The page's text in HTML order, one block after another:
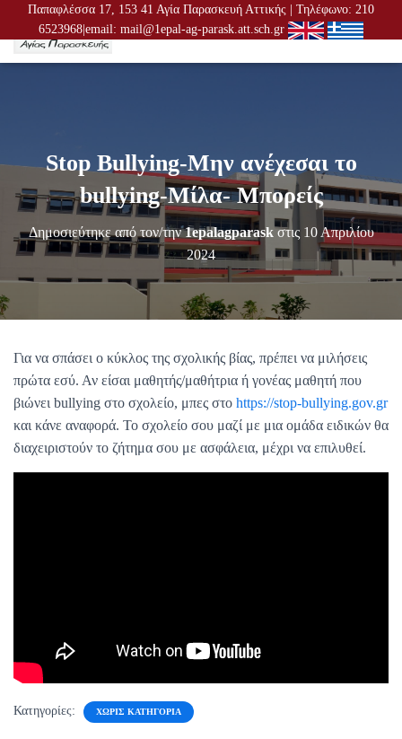
Παπαφλέσσα 17, 153 41 Αγία Παρασκευή Αττικής | Τηλέφωνο: 210
6523968|email: mail@1epal-ag-parask.att.sch.gr
Ν
Π
Λ
Ο
Ή
Γ
Σ
Σ
Stop Bullying-Μην ανέχεσαι το
bullying-Μίλα- Μπορείς
Δημοσιεύτηκε από τον/την1epalagparaskστις 10 Απριλίου
2024
Για να σπάσει ο κύκλος της σχολικής βίας, πρέπει να μιλήσεις
πρώτα εσύ. Αν είσαι μαθητής/μαθήτρια ή γονέας μαθητή που
βιώνει bullying στο σχολείο, μπες στο https://stop-bullying.gov.gr
και κάνε αναφορά. Το σχολείο σου μαζί με μια ομάδα ειδικών θα
διαχειριστούν το ζήτημα σου με ασφάλεια, μέχρι να επιλυθεί.
Κατηγορίες: ΧΩΡΊΣ ΚΑΤΗΓΟΡΊΑ